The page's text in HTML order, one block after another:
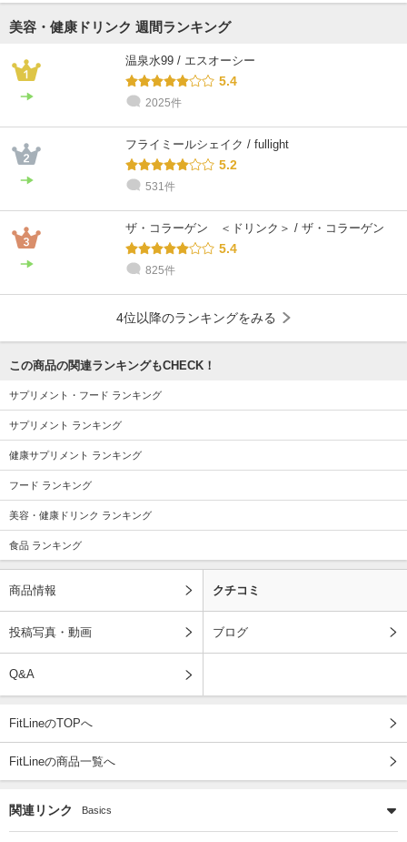
美容・健康ドリンク 週間ランキング
温泉水99 / エスオーシー
5.4
2025件
フライミールシェイク / fullight
5.2
531件
ザ・コラーゲン ＜ドリンク＞ / ザ・コラーゲン
5.4
825件
4位以降のランキングをみる
この商品の関連ランキングもCHECK！
サプリメント・フード ランキング
サプリメント ランキング
健康サプリメント ランキング
フード ランキング
美容・健康ドリンク ランキング
食品 ランキング
商品情報 クチコミ
投稿写真・動画 ブログ
Q&A
FitLineのTOPへ
FitLineの商品一覧へ
関連リンク Basics